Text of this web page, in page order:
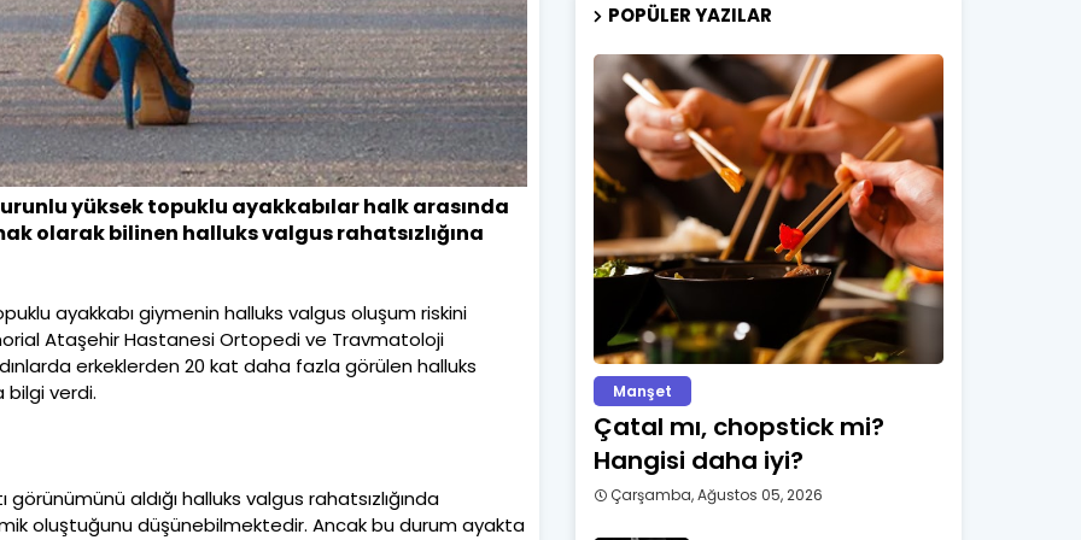
yüksek topuklu ayakkabılar halk arasında
olarak bilinen halluks valgus rahatsızlığına
ayakkabı giymenin halluks valgus oluşum riskini
Ataşehir Hastanesi Ortopedi ve Travmatoloji
erkeklerden 20 kat daha fazla görülen halluks
bilgi verdi.
aldığı halluks valgus rahatsızlığında
oluştuğunu düşünebilmektedir. Ancak bu durum ayakta
POPÜLER YAZILAR
Manşet
Çatal mı, chopstick mi?
Hangisi daha iyi?
Çarşamba, Ağustos 05, 2026